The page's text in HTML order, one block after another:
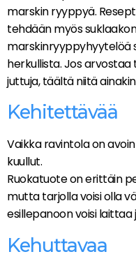
marskin ryyppyä.
tehdään myös
marskinryyppyhyytelöä
herkullista. Jos arvostaa
juttuja, täältä niitä
Kehitettävää
Vaikka ravintola on
kuullut.
Ruokatuote on erittäin
mutta tarjolla voisi olla
esillepanoon voisi
Kehuttavaa